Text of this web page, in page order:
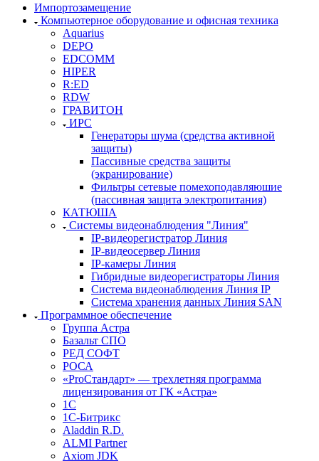
Импортозамещение
Компьютерное оборудование и офисная техника
Aquarius
DEPO
EDCOMM
HIPER
R:ED
RDW
ГРАВИТОН
ИРС
Генераторы шума (средства активной
защиты)
Пассивные средства защиты
(экранирование)
Фильтры сетевые помехоподавляюшие
(пассивная защита электропитания)
КАТЮША
Системы видеонаблюдения "Линия"
IP-видеорегистратор Линия
IP-видеосервер Линия
IP-камеры Линия
Гибридные видеорегистраторы Линия
Система видеонаблюдения Линия IP
Система хранения данных Линия SAN
Программное обеспечение
Группа Астра
Базальт СПО
РЕД СОФТ
РОСА
«ProСтандарт» — трехлетняя программа
лицензирования от ГК «Астра»
1С
1С-Битрикc
Aladdin R.D.
ALMI Partner
Axiom JDK